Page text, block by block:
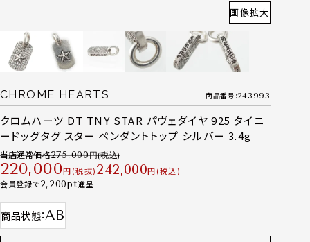
画像拡大
CHROME HEARTS 商品番号 243993
クロムハーツ DT TNY STAR パヴェダイヤ 925 タイニ
ードッグタグ スター ペンダントトップ シルバー 3.4g
当店通常価格275,000
220,000 税抜 242,000
税込
会員登録で2,200 進呈
商品状態 AB